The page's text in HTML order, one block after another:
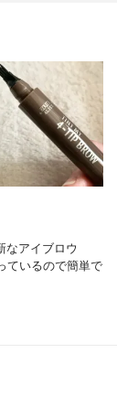
なアイブロウ
ているので簡単で